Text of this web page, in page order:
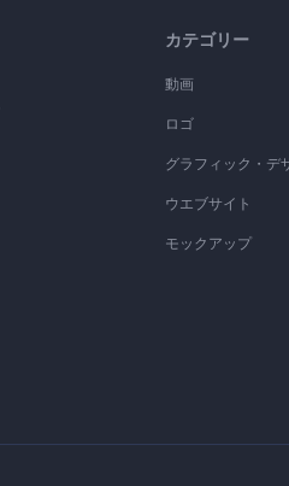
カテゴリー
動画
ロゴ
グラフィック・デ
ウエブサイト
モックアップ